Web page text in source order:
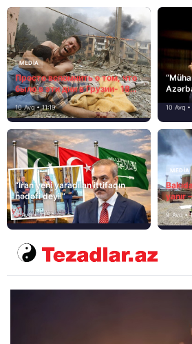
MEDİA
Просто вспомнить о том, что
было в эти дни в Грузии- 18
лет назад, 8 августа 2008
года…
10 Avq • 11:19 10 Avq
“İran yeni yaradılan ittifaqın
hədəfi deyil”
9 Avq • 21:54
MEDİA
yanır
9 Avq •